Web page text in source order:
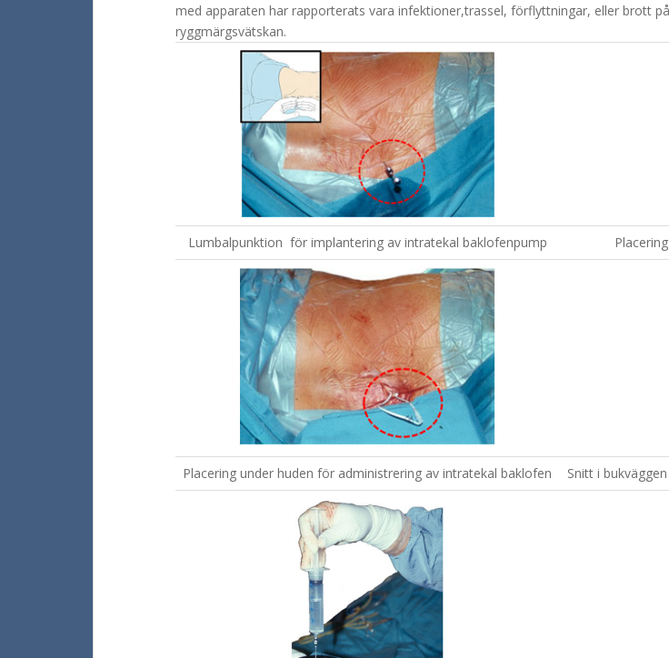
med apparaten har rapporterats vara infektioner,trassel, förflyttningar, eller brott
ryggmärgsvätskan.
Lumbalpunktion för implantering av intratekal baklofenpump
Placering under huden för administrering av intratekal baklofen Snitt i